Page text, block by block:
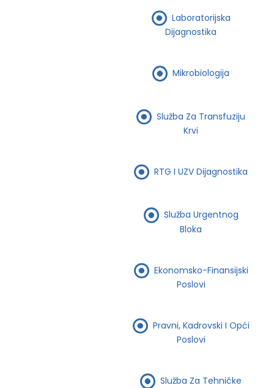
Laboratorijska
Dijagnostika
Mikrobiologija
Služba Za Transfuziju
Krvi
RTG I UZV Dijagnostika
Služba Urgentnog
Bloka
Ekonomsko-Finansijski
Poslovi
Pravni, Kadrovski I Opći
Poslovi
Služba Za Tehničke